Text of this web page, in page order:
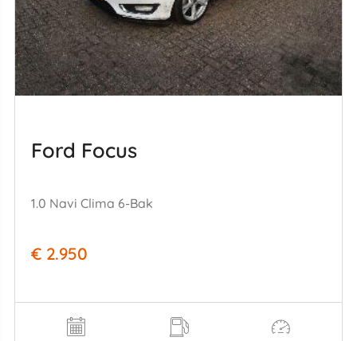
Ford Focus
1.0 Navi Clima 6-Bak
€ 2.950